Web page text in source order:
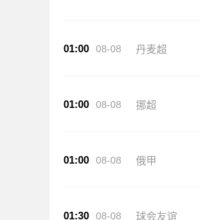
01:00 08-08 丹麦超
01:00 08-08 挪超
01:00 08-08 俄甲
01:30 08-08 球会友谊